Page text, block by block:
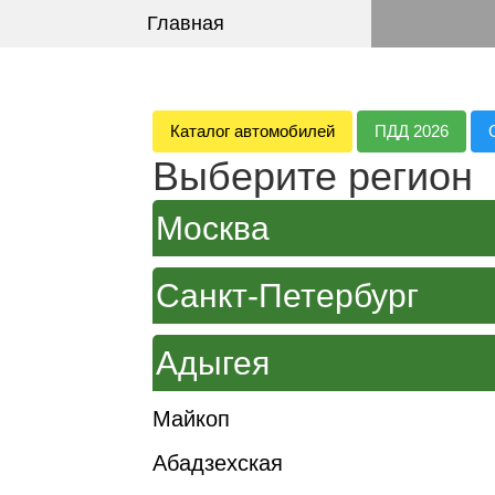
Главная
Каталог автомобилей ПДД 2026
Выберите регион
Москва
Санкт-Петербург
Адыгея
Майкоп
Абадзехская